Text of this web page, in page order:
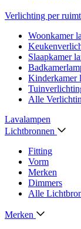
Verlichting per
Woonkamer
Slaapkamer
Kinderkamer
Alle
Lavalampen
Lichtbronnen
Fitting
Vorm
Merken
Dimmers
Alle
Merken